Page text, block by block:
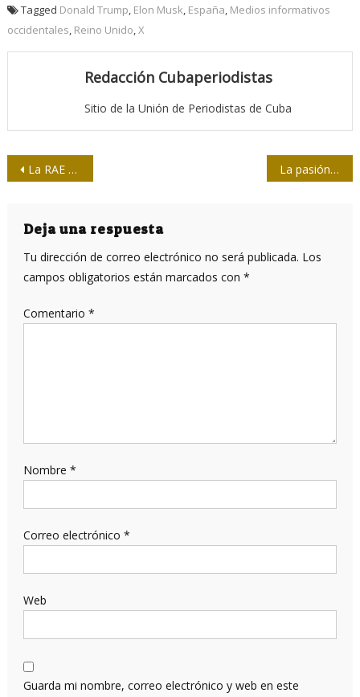
Tagged Donald Trump Elon Musk España Medios informativos
occidentales Reino Unido X
Redacción Cubaperiodistas
Sitio de la Unión de Periodistas de Cuba
Navegación
entradas
La RAE y su (re)Nueva gramática… La pasión del diálogo
Deja una respuesta
Tu dirección de correo electrónico no será publicada. Los
campos obligatorios están marcados con *
Comentario *
Nombre *
Correo electrónico *
Web
Guarda mi nombre, correo electrónico y web en este